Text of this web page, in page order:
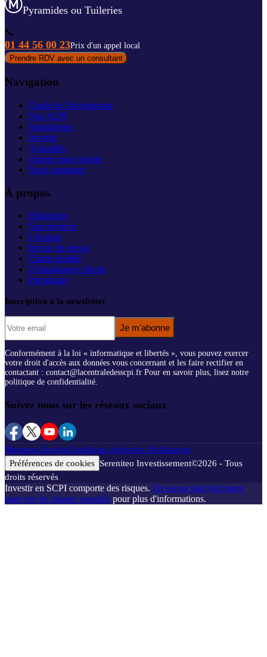
Pyramides ou Tuileries
📞
01 44 56 00 23Prix d'un appel local
Prendre RDV avec un consultant
Navigation
Guide de l'investisseur
Nos SCPI
Simulateurs
Investir
Actualités
Ouvrir mon compte
Nous contacter
À propos
Historique
Nos services
L'équipe
Revue de presse
Charte qualité
Témoignages clients
Parrainage
Inscription à la newsletter
Je m'abonne
Conformément à la loi « informatique et libertés », vous pouvez exercer
votre droit d'accès aux données vous concernant et les faire rectifier en
contactant : contact@lacentraledesscpi.fr Pour en savoir plus, lisez notre
politique de confidentialité.
Suivez nous sur les réseaux sociaux
Mentions légalesConditions générales d'utilisation
Préférences de cookies Sereniteo Investissement©2026 - Tous
droits réservés
Investir en SCPI comporte des risques. En savoir plusVoir notre
page sur les risques associés pour plus d'informations.